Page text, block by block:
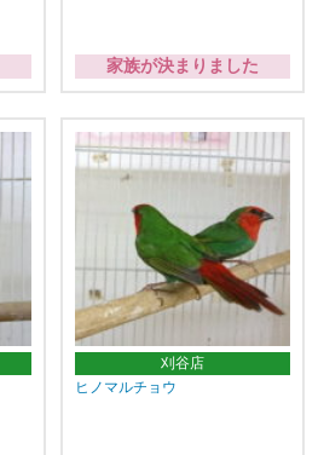
家族が決まりました
刈谷店
ヒノマルチョウ